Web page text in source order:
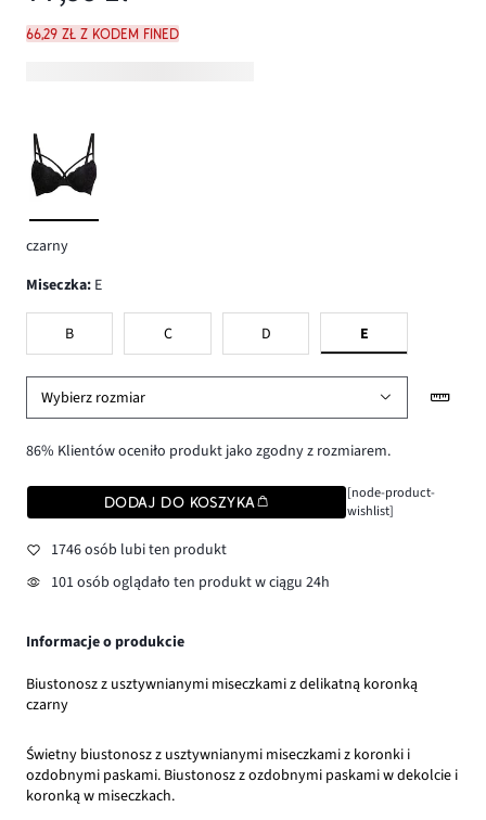
66,29 zł z kodem FINED
czarny
Miseczka: E
B C D E
Wybierz rozmiar
86% Klientów oceniło produkt jako zgodny z rozmiarem.
DODAJ DO KOSZYKA
[node-product-
wishlist]
1746 osób lubi ten produkt
101 osób oglądało ten produkt w ciągu 24h
Informacje o produkcie
Biustonosz z usztywnianymi miseczkami z delikatną koronką
czarny
Świetny biustonosz z usztywnianymi miseczkami z koronki i
ozdobnymi paskami. Biustonosz z ozdobnymi paskami w dekolcie i
koronką w miseczkach.